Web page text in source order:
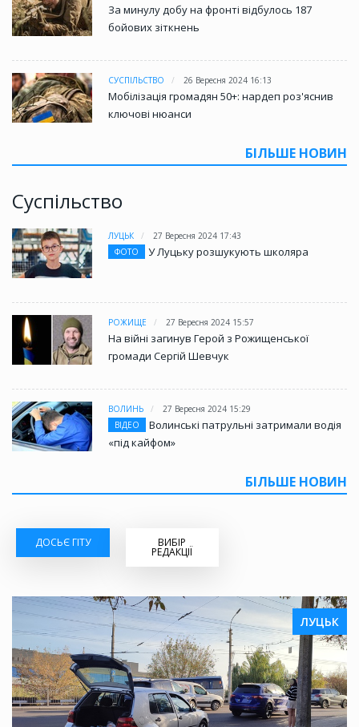
За минулу добу на фронті відбулось 187
бойових зіткнень
СУСПІЛЬСТВО 26 Вересня 2024 16:13
Мобілізація громадян 50+: нардеп роз'яснив
ключові нюанси
БІЛЬШЕ НОВИН
Суспільство
ЛУЦЬК
27 Вересня 2024 17:43
ФОТО
У Луцьку розшукують школяра
РОЖИЩЕ 27 Вересня 2024 15:57
На війні загинув Герой з Рожищенської
громади Сергій Шевчук
ВОЛИНЬ
27 Вересня 2024 15:29
ВІДЕО
Волинські патрульні затримали водія
«під кайфом»
БІЛЬШЕ НОВИН
ДОСЬЄ ГІТУ ВИБІР
РЕДАКЦІЇ
ЛУЦЬК